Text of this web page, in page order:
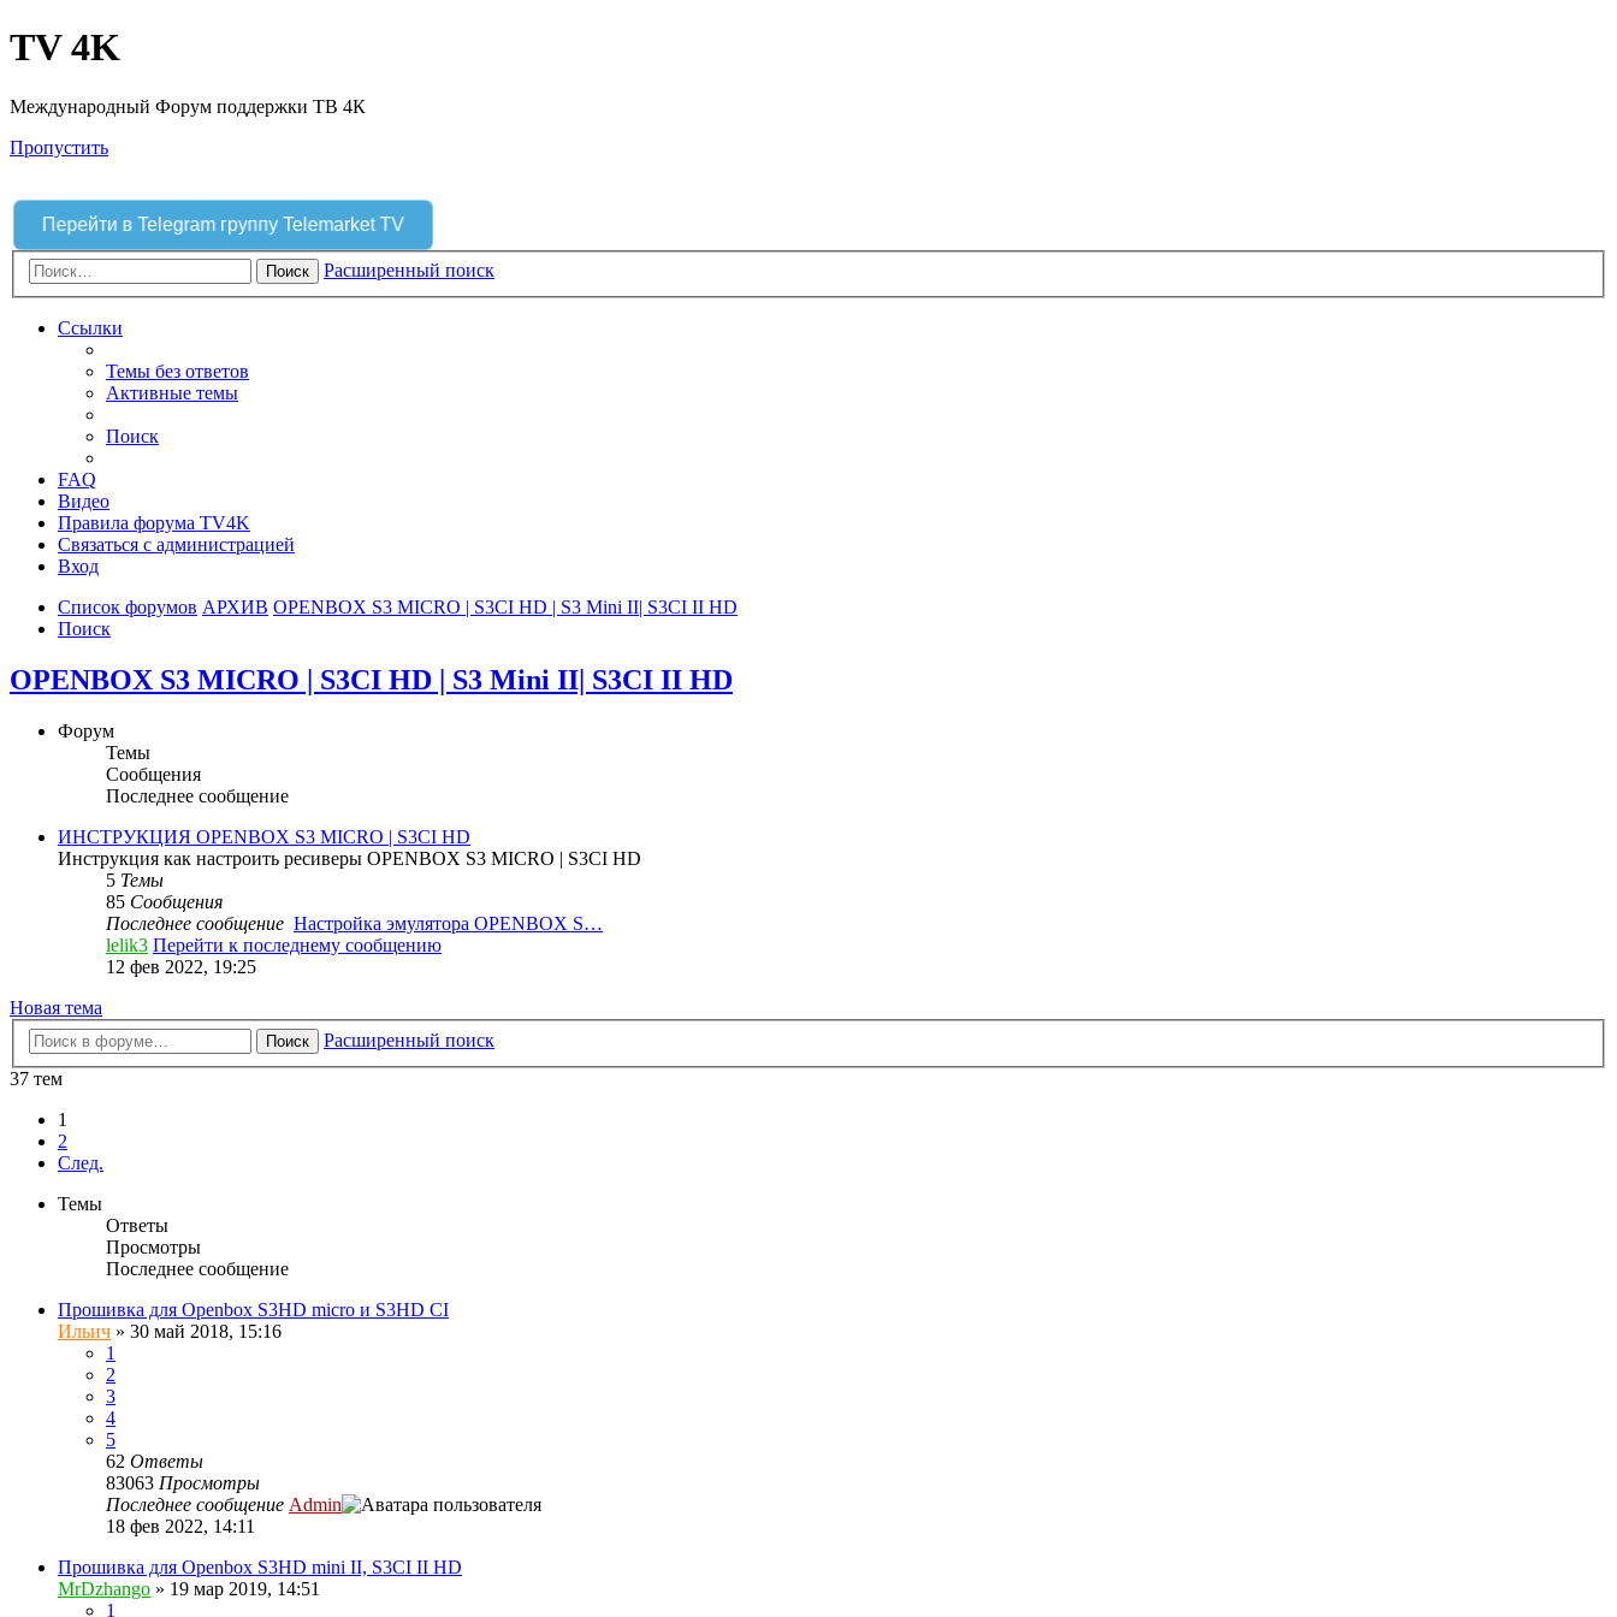
TV 4K
Международный Форум поддержки ТВ 4К
Пропустить
Перейти в Telegram группу Telemarket TV
Поиск Расширенный поиск
Ссылки
Темы без ответов
Активные темы
Поиск
FAQ
Видео
Правила форума TV4K
Связаться с администрацией
Вход
Список форумов АРХИВ OPENBOX S3 MICRO | S3CI HD | S3 Mini II| S3CI II HD
Поиск
OPENBOX S3 MICRO | S3CI HD | S3 Mini II| S3CI II HD
Форум
Темы
Сообщения
Последнее сообщение
ИНСТРУКЦИЯ OPENBOX S3 MICRO | S3CI HD
Инструкция как настроить ресиверы OPENBOX S3 MICRO | S3CI HD
5 Темы
85 Сообщения
Последнее сообщение Настройка эмулятора OPENBOX S…
lelik3 Перейти к последнему сообщению
12 фев 2022, 19:25
Новая тема
Поиск
Расширенный поиск
37 тем
1
2
След.
Темы
Ответы
Просмотры
Последнее сообщение
Прошивка для Openbox S3HD micro и S3HD CI
Ильич » 30 май 2018, 15:16
1
2
3
4
5
62 Ответы
83063 Просмотры
Последнее сообщение Admin
18 фев 2022, 14:11
Прошивка для Openbox S3HD mini II, S3CI II HD
MrDzhango » 19 мар 2019, 14:51
1